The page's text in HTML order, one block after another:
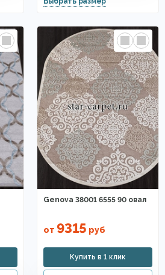
Genova 38001 6555 90 овал
от 9315 руб